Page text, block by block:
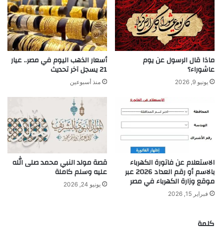
ماذا قال الرسول عن يوم
عاشوراء؟
يونيو 9, 2026
أسعار الذهب اليوم في مصر.. عيار
21 يسجل آخر تحديث
منذ أسبوعين
الاستعلام عن فاتورة الكهرباء
بالاسم أو رقم العداد 2026 عبر
موقع وزارة الكهرباء في مصر
فبراير 15, 2026
قصة مولد النبي محمد صلى الله
عليه وسلم كاملة
يونيو 24, 2026
كلمة